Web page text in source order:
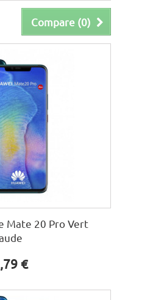
Compare (0)
Mate 20 Pro Vert
€